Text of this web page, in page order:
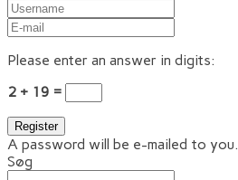
Please enter an answer in digits:
2 + 19 =
A password will be e-mailed to you.
Søg